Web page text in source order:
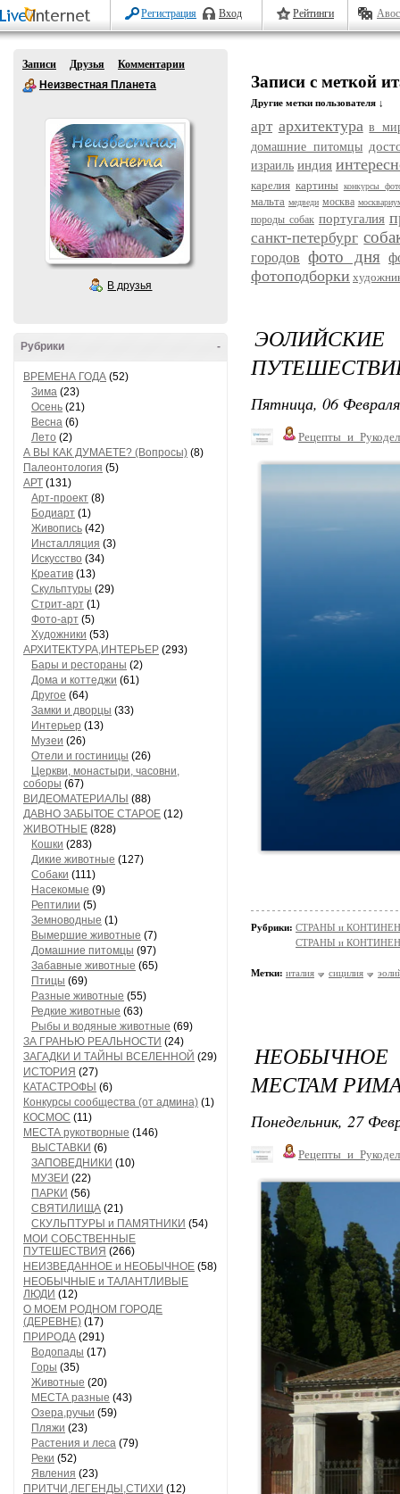
Регистрация Вход Рейтинги
Записи Друзья
Комментарии
Неизвестная Планета
В друзья
-
Рубрики
ВРЕМЕНА ГОДА (52)
Зима (23)
Осень (21)
Весна (6)
Лето (2)
А ВЫ КАК ДУМАЕТЕ? (Вопросы) (8)
Палеонтология (5)
АРТ (131)
Арт-проект (8)
Бодиарт (1)
Живопись (42)
Инсталляция (3)
Искусство (34)
Креатив (13)
Скульптуры (29)
Стрит-арт (1)
Фото-арт (5)
Художники (53)
АРХИТЕКТУРА,ИНТЕРЬЕР (293)
Бары и рестораны (2)
Дома и коттеджи (61)
Другое (64)
Замки и дворцы (33)
Интерьер (13)
Музеи (26)
Отели и гостиницы (26)
Церкви, монастыри, часовни,
соборы (67)
ВИДЕОМАТЕРИАЛЫ (88)
ДАВНО ЗАБЫТОЕ СТАРОЕ (12)
ЖИВОТНЫЕ (828)
Кошки (283)
Дикие животные (127)
Собаки (111)
Насекомые (9)
Рептилии (5)
Земноводные (1)
Вымершие животные (7)
Домашние питомцы (97)
Забавные животные (65)
Птицы (69)
Разные животные (55)
Редкие животные (63)
Рыбы и водяные животные (69)
ЗА ГРАНЬЮ РЕАЛЬНОСТИ (24)
ЗАГАДКИ И ТАЙНЫ ВСЕЛЕННОЙ (29)
ИСТОРИЯ (27)
КАТАСТРОФЫ (6)
Конкурсы сообщества (от админа) (1)
КОСМОС (11)
МЕСТА рукотворные (146)
ВЫСТАВКИ (6)
ЗАПОВЕДНИКИ (10)
МУЗЕИ (22)
ПАРКИ (56)
СВЯТИЛИЩА (21)
СКУЛЬПТУРЫ и ПАМЯТНИКИ (54)
МОИ СОБСТВЕННЫЕ
ПУТЕШЕСТВИЯ (266)
НЕИЗВЕДАННОЕ и НЕОБЫЧНОЕ (58)
НЕОБЫЧНЫЕ и ТАЛАНТЛИВЫЕ
ЛЮДИ (12)
О МОЕМ РОДНОМ ГОРОДЕ
(ДЕРЕВНЕ) (17)
ПРИРОДА (291)
Водопады (17)
Горы (35)
Животные (20)
МЕСТА разные (43)
Озера,ручьи (59)
Пляжи (23)
Растения и леса (79)
Реки (52)
Явления (23)
ПРИТЧИ,ЛЕГЕНДЫ,СТИХИ (12)
Записи с меткой
Другие метки пользователя ↓
арт архитектура в
домашние питомцы
израиль индия
карелия картины конкурсы
мальта медведи москва
породы собак португалия
санкт-петербург
городов фото дня
фотоподборки
Пятница, 06
Рубрики: СТРАНЫ и
СТРАНЫ и
Метки: италия сицилия
МЕСТАМ
Понедельник, 27